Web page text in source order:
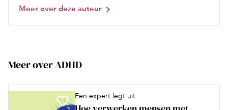
Meer over deze auteur
Meer over ADHD
Een expert legt uit